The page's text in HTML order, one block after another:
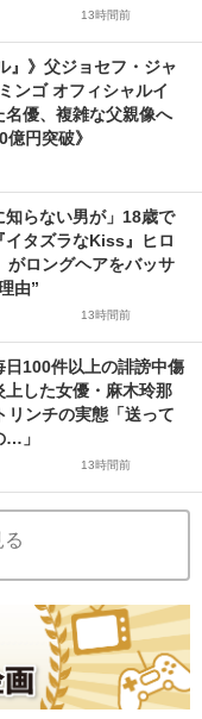
13時間前
』》父ジョセフ・ジャ
ンゴ オフィシャルイ
名優、複雑な父親像へ
円突破》
知らない男が」18歳で
タズラなKiss』ヒロ
がロングヘアをバッサ
由”
13時間前
日100件以上の誹謗中傷
した女優・麻木玲那
リンチの実態「送って
…」
13時間前